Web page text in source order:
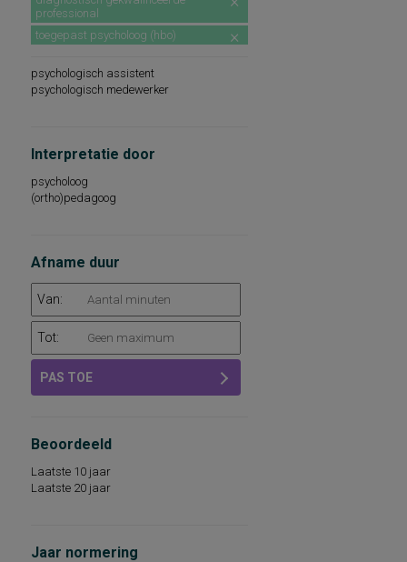
professional
toegepast psycholoog (hbo)
psychologisch assistent
psychologisch medewerker
Interpretatie door
psycholoog
(ortho)pedagoog
Afname duur
Van:
Tot:
PAS TOE
Beoordeeld
Laatste 10 jaar
Laatste 20 jaar
Jaar normering